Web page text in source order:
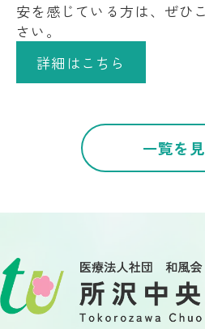
安を感じている方は、ぜひ
さい。
詳細はこちら
一覧を